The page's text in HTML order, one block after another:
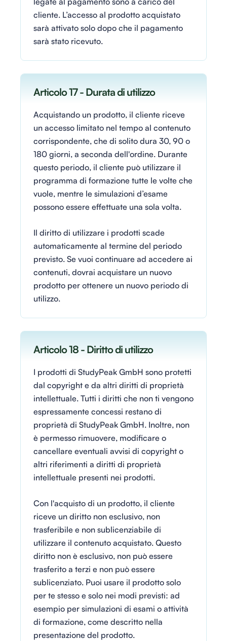
cliente. L’accesso al prodotto acquistato
sarà attivato solo dopo che il pagamento
sarà stato ricevuto.
Articolo 17 - Durata di utilizzo
Acquistando un prodotto, il cliente riceve
un accesso limitato nel tempo al contenuto
corrispondente, che di solito dura 30, 90 o
180 giorni, a seconda dell'ordine. Durante
questo periodo, il cliente può utilizzare il
programma di formazione tutte le volte che
vuole, mentre le simulazioni d’esame
possono essere effettuate una sola volta.
Il diritto di utilizzare i prodotti scade
automaticamente al termine del periodo
previsto. Se vuoi continuare ad accedere ai
contenuti, dovrai acquistare un nuovo
prodotto per ottenere un nuovo periodo di
utilizzo.
Articolo 18 - Diritto di utilizzo
I prodotti di StudyPeak GmbH sono protetti
dal copyright e da altri diritti di proprietà
intellettuale. Tutti i diritti che non ti vengono
espressamente concessi restano di
proprietà di StudyPeak GmbH. Inoltre, non
è permesso rimuovere, modificare o
cancellare eventuali avvisi di copyright o
altri riferimenti a diritti di proprietà
intellettuale presenti nei prodotti.
Con l'acquisto di un prodotto, il cliente
riceve un diritto non esclusivo, non
trasferibile e non sublicenziabile di
utilizzare il contenuto acquistato. Questo
diritto non è esclusivo, non può essere
trasferito a terzi e non può essere
sublicenziato. Puoi usare il prodotto solo
per te stesso e solo nei modi previsti: ad
esempio per simulazioni di esami o attività
di formazione, come descritto nella
presentazione del prodotto.